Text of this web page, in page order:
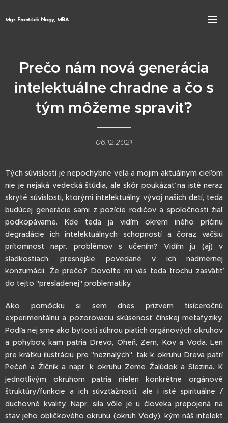
Mgr. František Nagy, MBA
Prečo nám nová generácia
intelektuálne chradne a čo s
tým môžeme spraviť?
06.12.2021
Tých súvislostí je nepochybne veľa a mojim aktuálnym cieľom
nie je nejaká vedecká štúdia, ale skôr poukázať na isté neraz
skryté súvislosti, ktorými intelektuálny vývoj našich detí, teda
budúcej generácie sami z pozície rodičov a spoločnosti žiaľ
podkopávame. Kde teda ja vidím okrem iného príčinu
degradácie ich intelektuálnych schopností a čoraz väčšiu
prítomnosť napr. problémov s učením? Vidím ju (aj) v
sladkostiach, presnejšie povedané v ich nadmernej
konzumácii. Že prečo? Dovoľte mi vás teda trochu zasvätiť
do tejto "presladenej" problematiky.
Ako pomôcku si sem dnes prizvem tisíceročnú
experimentálnu a pozorovaciu skúsenosť čínskej metafyziky.
Podľa nej sme ako bytosti súhrou piatich orgánových okruhov
a pohybov, kam patria Drevo, Oheň, Zem, Kov a Voda. Len
pre krátku ilustráciu pre "neznalých", tak k okruhu Dreva patrí
Pečeň a Žlčník a napr. k okruhu Zeme Žalúdok a Slezina. K
jednotlivým okruhom patria nielen konkrétne orgánové
štruktúry/funkcie a ich súvzťažnosti, ale i isté spirituálne /
duchovné kvality. Napr. sila vôle je u človeka prepojená na
stav jeho obličkového okruhu (okruh Vody), kým náš intelekt